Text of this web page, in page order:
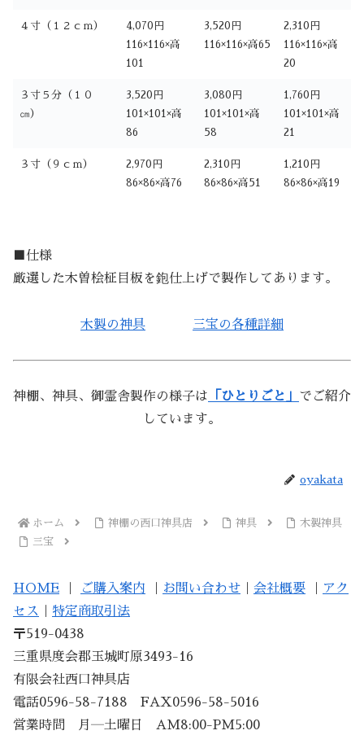
４寸（１２ｃｍ）
4,070円
116×116×高
101
3,520円
116×116×高65
2,310円
116×116×高
20
３寸５分（１０
㎝）
3,520円
101×101×高
86
3,080円
101×101×高
58
1,760円
101×101×高
21
３寸（９ｃｍ）
2,970円
86×86×高76
2,310円
86×86×高51
1,210円
86×86×高19
■仕様
厳選した木曽桧柾目板を鉋仕上げで製作してあります。
木製の神具 三宝の各種詳細
神棚、神具、御霊舎製作の様子は 「ひとりごと」 でご紹介
しています。
oyakata
ホーム 神棚の西口神具店 神具
木製神具
三宝
HOME ご購入案内 お問い合わせ 会社概要
アク
セス
特定商取引法
〒519-0438
三重県度会郡玉城町原3493-16
有限会社西口神具店
電話0596-58-7188 FAX0596-58-5016
営業時間 月―土曜日 AM8:00-PM5:00